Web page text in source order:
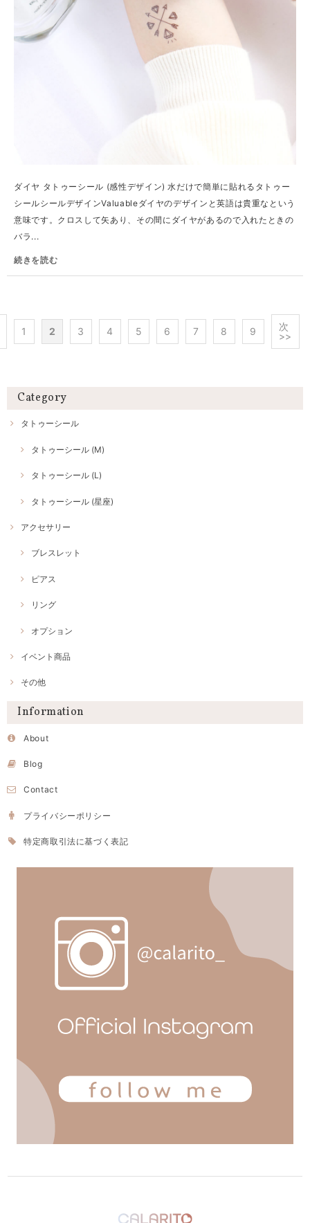
ダイヤ タトゥーシール (感性デザイン) 水だけで簡単に貼れるタトゥー
シールシールデザインValuableダイヤのデザインと英語は貴重なという
意味です。クロスして矢あり、その間にダイヤがあるので入れたときの
バラ...
続きを読む
1 2 3 4 5 6 7 8 9
次
>>
Category
タトゥーシール
タトゥーシール (M)
タトゥーシール (L)
タトゥーシール (星座)
アクセサリー
ブレスレット
ピアス
リング
オプション
イベント商品
その他
Information
About
Blog
Contact
プライバシーポリシー
特定商取引法に基づく表記